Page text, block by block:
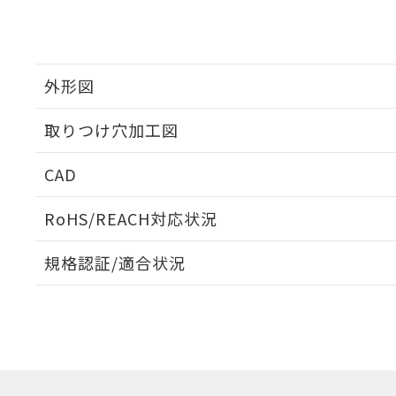
外形図
取りつけ穴加工図
CAD
RoHS/REACH対応状況
EU RoHS 注意事項・凡例
規格認証/適合状況